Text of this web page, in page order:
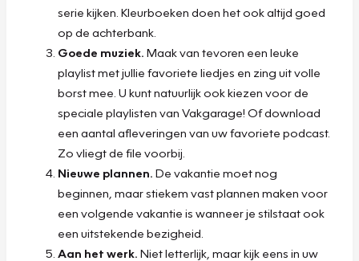
serie kijken. Kleurboeken doen het ook altijd goed
op de achterbank.
Goede muziek. Maak van tevoren een leuke
playlist met jullie favoriete liedjes en zing uit volle
borst mee. U kunt natuurlijk ook kiezen voor de
speciale playlisten van Vakgarage! Of download
een aantal afleveringen van uw favoriete podcast.
Zo vliegt de file voorbij.
Nieuwe plannen. De vakantie moet nog
beginnen, maar stiekem vast plannen maken voor
een volgende vakantie is wanneer je stilstaat ook
een uitstekende bezigheid.
Aan het werk. Niet letterlijk, maar kijk eens in uw